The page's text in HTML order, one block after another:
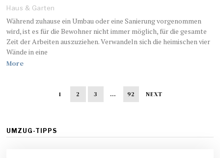
Haus & Garten
Während zuhause ein Umbau oder eine Sanierung vorgenommen
wird, ist es für die Bewohner nicht immer möglich, für die gesamte
Zeit der Arbeiten auszuziehen. Verwandeln sich die heimischen vier
Wände in eine
More
1 2 3 … 92 NEXT
UMZUG-TIPPS